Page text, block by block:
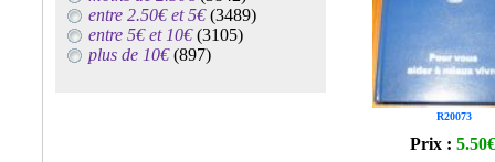
entre 2.50€ et 5€(3489)
entre 5€ et 10€(3105)
plus de 10€(897)
R20073
Prix : 5.50€